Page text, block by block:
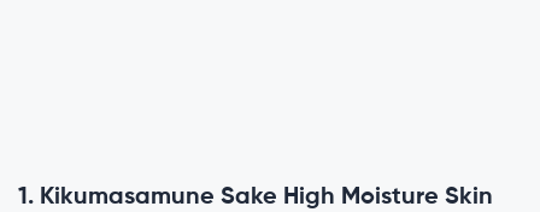
1. Kikumasamune Sake High Moisture Skin